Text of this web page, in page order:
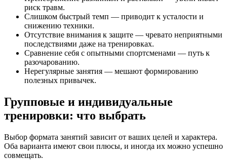
риск травм.
Слишком быстрый темп — приводит к усталости и
снижению техники.
Отсутствие внимания к защите — чревато неприятными
последствиями даже на тренировках.
Сравнение себя с опытными спортсменами — путь к
разочарованию.
Нерегулярные занятия — мешают формированию
полезных привычек.
Групповые и индивидуальные
тренировки: что выбрать
Выбор формата занятий зависит от ваших целей и характера.
Оба варианта имеют свои плюсы, и иногда их можно успешно
совмещать.